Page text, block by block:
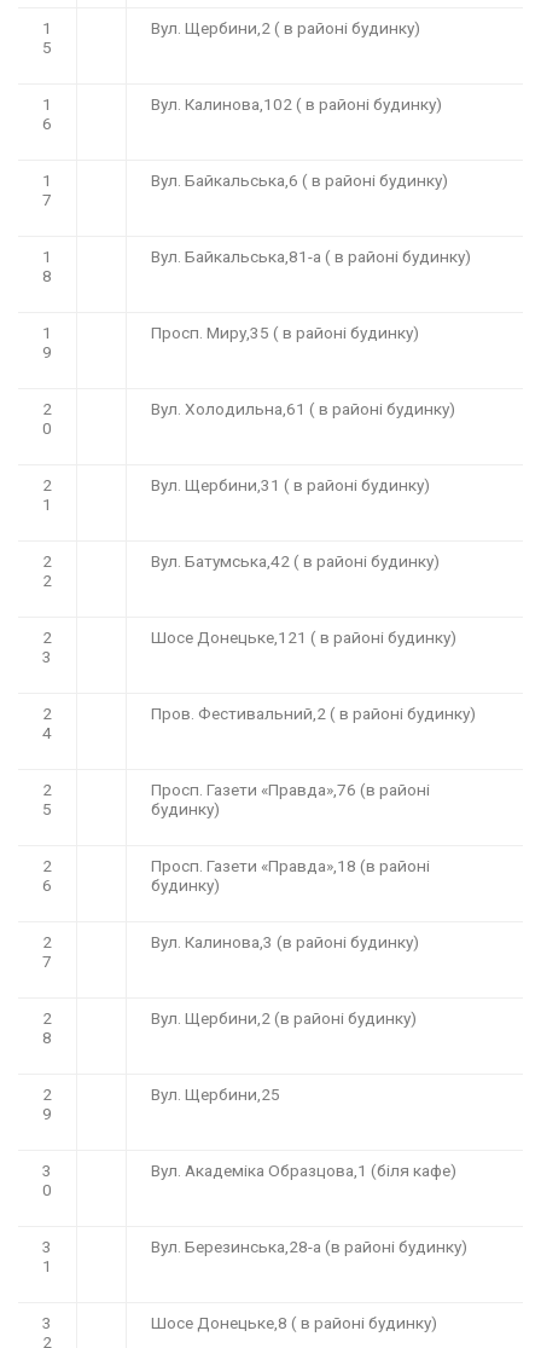
1
5
Вул. Щербини,2 ( в районі будинку)
1
6
Вул. Калинова,102 ( в районі будинку)
1
7
Вул. Байкальська,6 ( в районі будинку)
1
8
Вул. Байкальська,81-а ( в районі будинку)
1
9
Просп. Миру,35 ( в районі будинку)
2
0
Вул. Холодильна,61 ( в районі будинку)
2
1
Вул. Щербини,31 ( в районі будинку)
2
2
Вул. Батумська,42 ( в районі будинку)
2
3
Шосе Донецьке,121 ( в районі будинку)
2
4
Пров. Фестивальний,2 ( в районі будинку)
2
5
Просп. Газети «Правда»,76 (в районі
будинку)
2
6
Просп. Газети «Правда»,18 (в районі
будинку)
2
7
Вул. Калинова,3 (в районі будинку)
2
8
Вул. Щербини,2 (в районі будинку)
2
9
Вул. Щербини,25
3
0
Вул. Академіка Образцова,1 (біля кафе)
3
1
Вул. Березинська,28-а (в районі будинку)
3
2
Шосе Донецьке,8 ( в районі будинку)